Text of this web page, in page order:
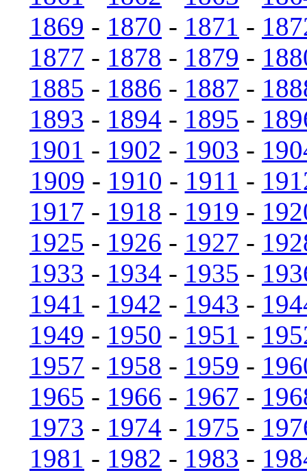
1869 - 1870 - 1871 -
1877 - 1878 - 1879 -
1885 - 1886 - 1887 -
1893 - 1894 - 1895 -
1901 - 1902 - 1903 -
1909 - 1910 - 1911 -
1917 - 1918 - 1919 -
1925 - 1926 - 1927 -
1933 - 1934 - 1935 -
1941 - 1942 - 1943 -
1949 - 1950 - 1951 -
1957 - 1958 - 1959 -
1965 - 1966 - 1967 -
1973 - 1974 - 1975 -
1981 - 1982 - 1983 -